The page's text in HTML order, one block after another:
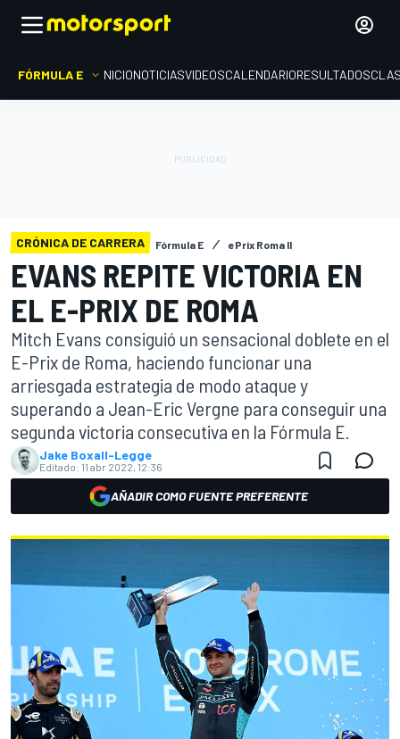
FÓRMULA E INICIONOTICIASVIDEOSCALENDARIORESULTADOS
CRÓNICA DE CARRERA Fórmula E ePrix Roma II
EVANS REPITE VICTORIA EN
EL E-PRIX DE ROMA
Mitch Evans consiguió un sensacional doblete en el
E-Prix de Roma, haciendo funcionar una
arriesgada estrategia de modo ataque y
superando a Jean-Eric Vergne para conseguir una
segunda victoria consecutiva en la Fórmula E.
Jake Boxall-Legge
Editado: 11 abr 2022, 12:36
AÑADIR COMO FUENTE PREFERENTE